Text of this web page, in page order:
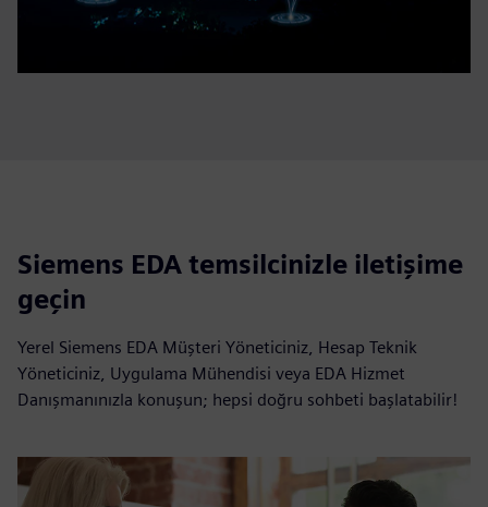
Siemens EDA temsilcinizle iletişime
geçin
Yerel Siemens EDA Müşteri Yöneticiniz, Hesap Teknik
Yöneticiniz, Uygulama Mühendisi veya EDA Hizmet
Danışmanınızla konuşun; hepsi doğru sohbeti başlatabilir!